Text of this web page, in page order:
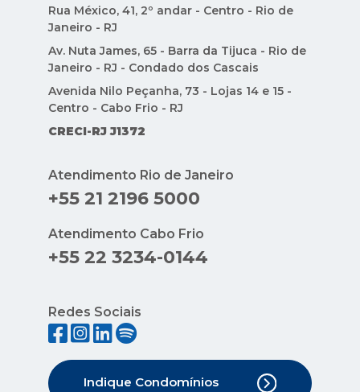
Rua México, 41, 2º andar - Centro - Rio de
Janeiro - RJ
Av. Nuta James, 65 - Barra da Tijuca - Rio de
Janeiro - RJ - Condado dos Cascais
Avenida Nilo Peçanha, 73 - Lojas 14 e 15 -
Centro - Cabo Frio - RJ
CRECI-RJ J1372
Atendimento Rio de Janeiro
+55 21 2196 5000
Atendimento Cabo Frio
+55 22 3234-0144
Redes Sociais
Indique Condomínios